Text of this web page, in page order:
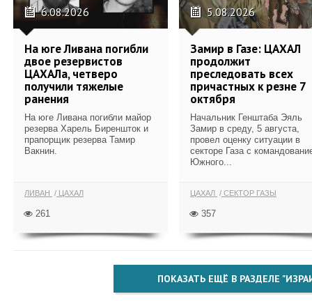
6.08.2026
На юге Ливана погибли
двое резервистов
ЦАХАЛа, четверо
получили тяжелые
ранения
На юге Ливана погибли майор
резерва Харель Биреншток и
прапорщик резерва Тамир
Вакнин.
ЛИВАН ЦАХАЛ
261
5.08.2026
Замир в Газе: ЦАХАЛ
продолжит
преследовать всех
причастных к резне 7
октября
Начальник Генштаба Эяль
Замир в среду, 5 августа,
провел оценку ситуации в
секторе Газа с
Южного...
ЦАХАЛ СЕКТОР ГАЗЫ
357
ПОКАЗАТЬ ЕЩЁ В РАЗДЕЛЕ